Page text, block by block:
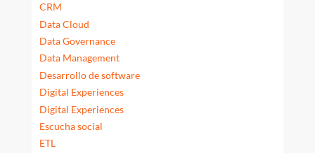
CRM
Data Cloud
Data Governance
Data Management
Desarrollo de software
Digital Experiences
Digital Experiences
Escucha social
ETL